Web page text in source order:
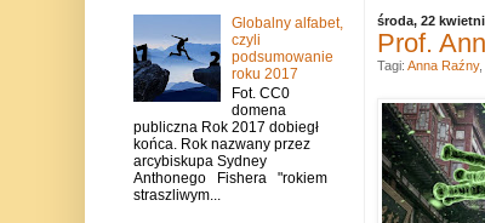
środa, 22
Prof.
Tagi: Anna Raźny,
Globalny alfabet,
czyli
podsumowanie
roku 2017
Fot. CC0
domena
publiczna Rok 2017 dobiegł
końca. Rok nazwany przez
arcybiskupa Sydney
Anthonego Fishera "rokiem
straszliwym...